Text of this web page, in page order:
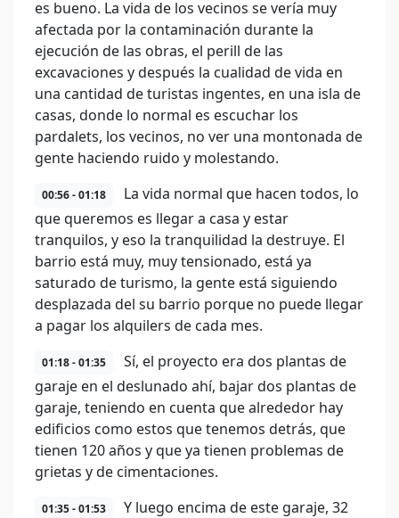
es bueno. La vida de los vecinos se vería muy
afectada por la contaminación durante la
ejecución de las obras, el perill de las
excavaciones y después la cualidad de vida en
una cantidad de turistas ingentes, en una isla de
casas, donde lo normal es escuchar los
pardalets, los vecinos, no ver una montonada de
gente haciendo ruido y molestando.
00:56 - 01:18
La vida normal que hacen todos, lo
que queremos es llegar a casa y estar
tranquilos, y eso la tranquilidad la destruye. El
barrio está muy, muy tensionado, está ya
saturado de turismo, la gente está siguiendo
desplazada del su barrio porque no puede llegar
a pagar los alquilers de cada mes.
01:18 - 01:35
Sí, el proyecto era dos plantas de
garaje en el deslunado ahí, bajar dos plantas de
garaje, teniendo en cuenta que alrededor hay
edificios como estos que tenemos detrás, que
tienen 120 años y que ya tienen problemas de
grietas y de cimentaciones.
01:35 - 01:53
Y luego encima de este garaje, 32